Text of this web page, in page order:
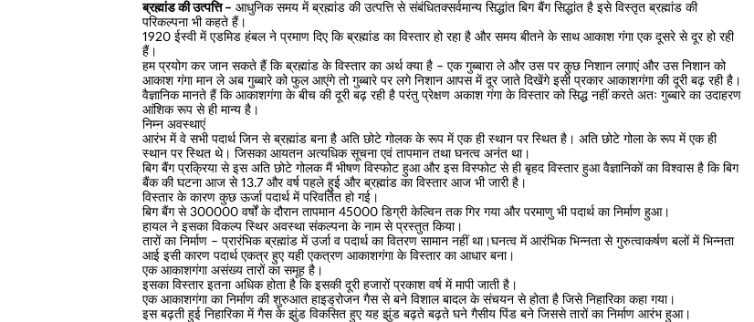
ब्रह्मांड की उत्पत्ति – आधुनिक समय में ब्रह्मांड की उत्पत्ति से संबंधितक्सर्वमान्य सिद्धांत बिग बैंग सिद्धांत है इसे विस्तृत ब्रह्मांड की
परिकल्पना भी कहते हैं।
1920 ईस्वी में एडमिड हंबल ने प्रमाण दिए कि ब्रह्मांड का विस्तार हो रहा है और समय बीतने के साथ आकाश गंगा एक दूसरे से दूर हो रही
हैं।
हम प्रयोग कर जान सकते हैं कि ब्रह्मांड के विस्तार का अर्थ क्या है – एक गुब्बारा ले और उस पर कुछ निशान लगाएं और उस निशान को
आकाश गंगा मान ले अब गुब्बारे को फुल आएंगे तो गुब्बारे पर लगे निशान आपस में दूर जाते दिखेंगे इसी प्रकार आकाशगंगा की दूरी बढ़ रही है।
वैज्ञानिक मानते हैं कि आकाशगंगा के बीच की दूरी बढ़ रही है परंतु प्रेक्षण अकाश गंगा के विस्तार को सिद्ध नहीं करते अतः गुब्बारे का उदाहरण
आंशिक रूप से ही मान्य है।
निम्न अवस्थाएं
आरंभ में वे सभी पदार्थ जिन से ब्रह्मांड बना है अति छोटे गोलक के रूप में एक ही स्थान पर स्थित है। अति छोटे गोला के रूप में एक ही
स्थान पर स्थित थे। जिसका आयतन अत्यधिक सूचना एवं तापमान तथा घनत्व अनंत था।
बिग बैंग प्रक्रिया से इस अति छोटे गोलक मैं भीषण विस्फोट हुआ और इस विस्फोट से ही बृहद विस्तार हुआ वैज्ञानिकों का विश्वास है कि बिग
बैंक की घटना आज से 13.7 और वर्ष पहले हुई और ब्रह्मांड का विस्तार आज भी जारी है।
विस्तार के कारण कुछ ऊर्जा पदार्थ में परिवर्तित हो गई।
बिग बैंग से 300000 वर्षों के दौरान तापमान 45000 डिग्री केल्विन तक गिर गया और परमाणु भी पदार्थ का निर्माण हुआ।
हायल ने इसका विकल्प स्थिर अवस्था संकल्पना के नाम से प्रस्तुत किया।
तारों का निर्माण – प्रारंभिक ब्रह्मांड में उर्जा व पदार्थ का वितरण सामान नहीं था।घनत्व में आरंभिक भिन्नता से गुरुत्वाकर्षण बलों में भिन्नता
आई इसी कारण पदार्थ एकत्र हुए यही एकत्रण आकाशगंगा के विस्तार का आधार बना।
एक आकाशगंगा असंख्य तारों का समूह है।
इसका विस्तार इतना अधिक होता है कि इसकी दूरी हजारों प्रकाश वर्ष में मापी जाती है।
एक आकाशगंगा का निर्माण की शुरुआत हाइड्रोजन गैस से बने विशाल बादल के संचयन से होता है जिसे निहारिका कहा गया।
इस बढ़ती हुई निहारिका में गैस के झुंड विकसित हुए यह झुंड बढ़ते बढ़ते घने गैसीय पिंड बने जिससे तारों का निर्माण आरंभ हुआ।